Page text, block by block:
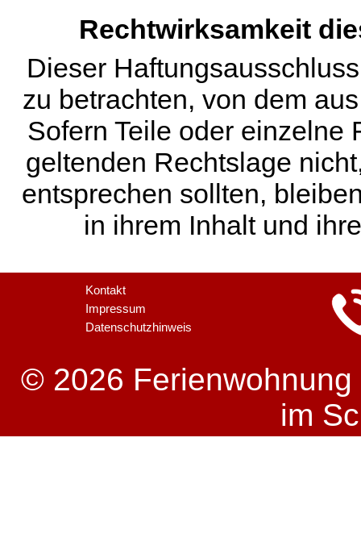
Rechtwirksamkeit
Dieser
zu betrachten, von dem
Sofern Teile oder einzelne
geltenden Rechtslage
entsprechen sollten,
in ihrem Inhalt und
Kontakt
Impressum
Datenschutzhinweis
© 2026
im